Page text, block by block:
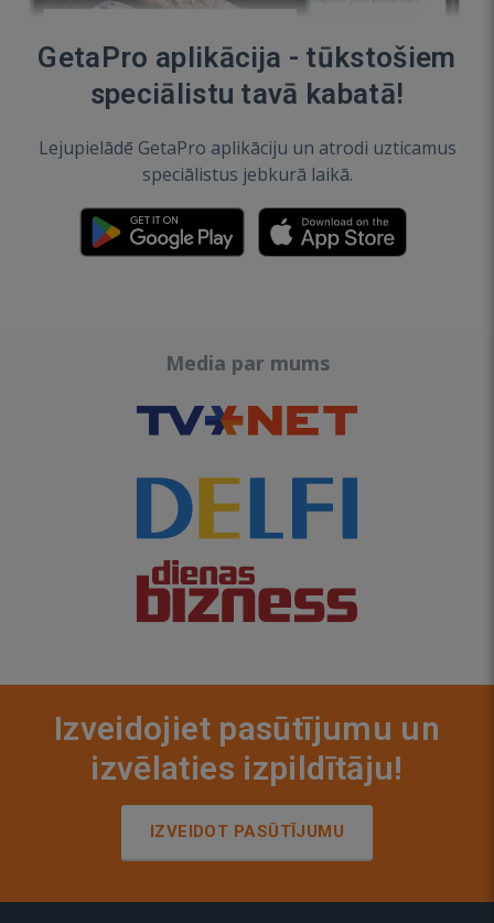
GetaPro aplikācija - tūkstošiem
speciālistu tavā kabatā!
Lejupielādē GetaPro aplikāciju un atrodi uzticamus
speciālistus jebkurā laikā.
Media par mums
Izveidojiet pasūtījumu un
izvēlaties izpildītāju!
IZVEIDOT PASŪTĪJUMU